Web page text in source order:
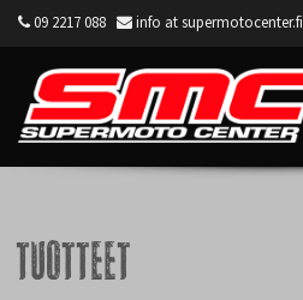
09 2217 088 info at supermotocenter.fi
Tuotteet